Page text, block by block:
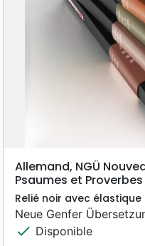
Allemand, NGÜ
Psaumes et Proverbes
Relié noir avec élastique
Neue Genfer
check Disponible